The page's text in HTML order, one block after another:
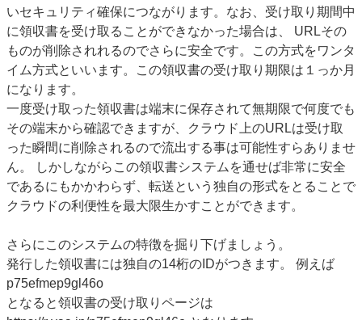
いセキュリティ確保につながります。なお、受け取り期間中
に領収書を受け取ることができなかった場合は、 URLその
ものが削除されれるのでさらに安全です。この方式をワンタ
イム方式といいます。この領収書の受け取り期限は１っか月
になります。
一度受け取った領収書は端末に保存されて無期限で何度でも
その端末から確認できますが、クラウド上のURLは受け取
った瞬間に削除されるので流出する事は可能性すらありませ
ん。 しかしながらこの領収書システムを通せば非常に安全
であるにもかかわらず、転送という独自の形式をとることで
クラウドの利便性を最大限生かすことができます。
さらにこのシステムの特徴を掘り下げましょう。
発行した領収書には独自の14桁のIDがつきます。 例えば
p75efmep9gl46o
となると領収書の受け取りページは